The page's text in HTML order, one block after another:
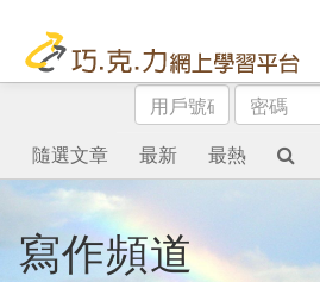
用
戶
號
碼
密
碼
隨選文章
最新 最熱
寫作頻道